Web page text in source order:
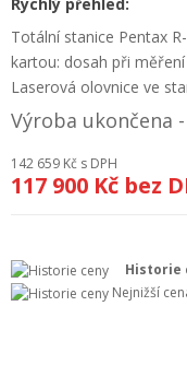
OBCHODNÍ PODMÍNKY
SERVIS A KALIBRACE
INDIVIDUÁLNÍ PORADENSTVÍ
Rychlý přehled:
Totální stanice Pentax
kartou: dosah při
Laserová olovnice ve
Výroba ukončena
142 659 Kč s DPH
117 900 Kč bez
Historie
Nejnižší